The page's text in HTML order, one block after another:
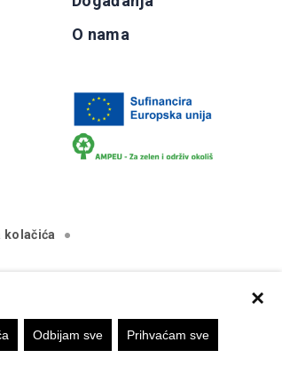
×
Odbijam sve Prihvaćam sve
O nama
kolačića
autora mrežne stranice i Komisija